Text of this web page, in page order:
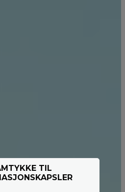
TIL